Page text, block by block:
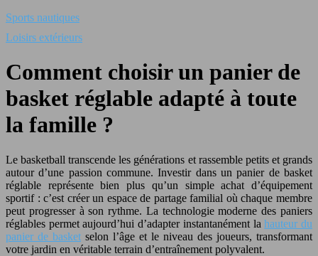
Sports nautiques
Loisirs extérieurs
Comment choisir un panier de
basket réglable adapté à toute
la famille ?
Le basketball transcende les générations et rassemble petits et grands
autour d’une passion commune. Investir dans un panier de basket
réglable représente bien plus qu’un simple achat d’équipement
sportif : c’est créer un espace de partage familial où chaque membre
peut progresser à son rythme. La technologie moderne des paniers
réglables permet aujourd’hui d’adapter instantanément lahauteur du
panier de basket selon l’âge et le niveau des joueurs, transformant
votre jardin en véritable terrain d’entraînement polyvalent.